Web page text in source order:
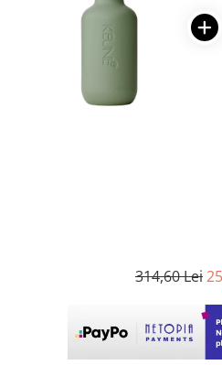
314,60 Lei